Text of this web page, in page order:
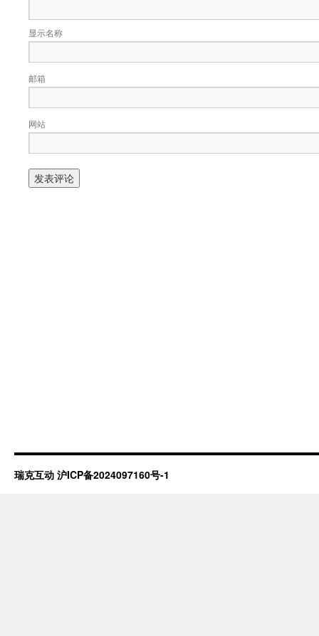
显示名称
邮箱
网站
瑞克互动 沪ICP备2024097160号-1